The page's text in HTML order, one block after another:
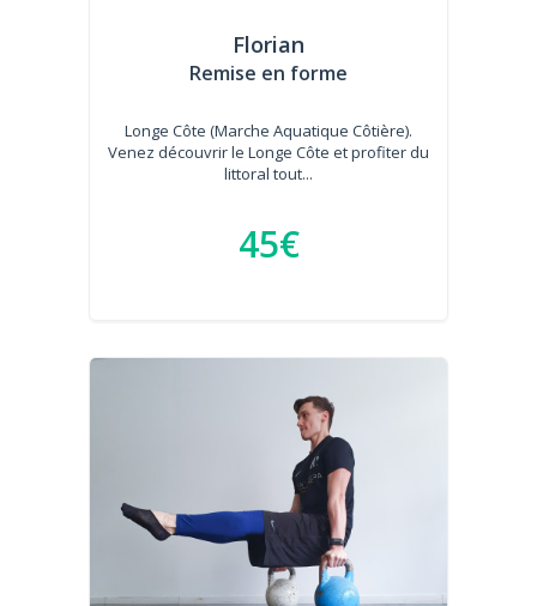
Florian
Remise en forme
Longe Côte (Marche Aquatique Côtière).
Venez découvrir le Longe Côte et profiter du
littoral tout...
45€